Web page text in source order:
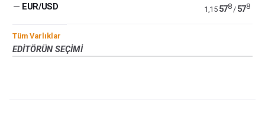
— EUR/USD 1,15 578/ 578
Tüm Varlıklar
EDITÖRÜN SEÇIMI